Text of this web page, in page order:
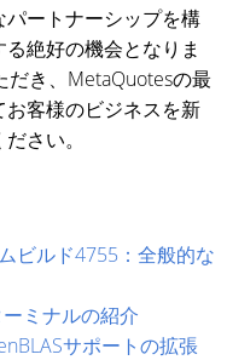
ートナーシップを構
絶好の機会となりま
だき、MetaQuotesの最
客様のビジネスを新
さい。
ビルド4755：全般的な
ミナルの紹介
サポートの拡張